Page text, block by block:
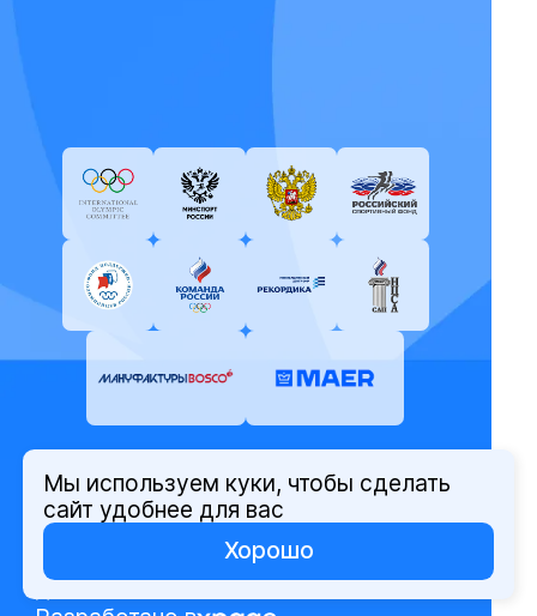
© Олимпийский комитет России,
2026
Политика защиты персональных
данных
Мы используем куки, чтобы сделать
сайт удобнее для вас
Хорошо